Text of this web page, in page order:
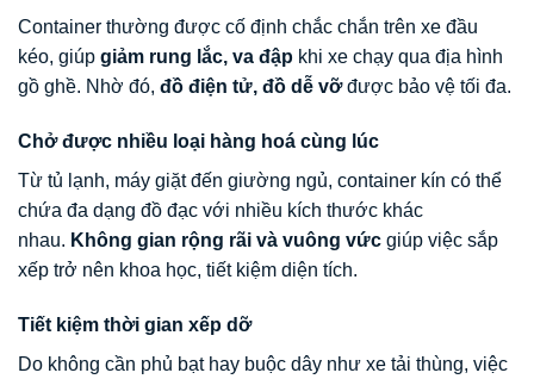
Container thường được cố định chắc chắn trên xe đầu
kéo, giúp giảm rung lắc, va đập khi xe chạy qua địa hình
gồ ghề. Nhờ đó, đồ điện tử, đồ dễ vỡđược bảo vệ tối đa.
Chở được nhiều loại hàng hoá cùng lúc
Từ tủ lạnh, máy giặt đến giường ngủ, container kín có thể
chứa đa dạng đồ đạc với nhiều kích thước khác
nhau. Không gian rộng rãi và vuông vức giúp việc sắp
xếp trở nên khoa học, tiết kiệm diện tích.
Tiết kiệm thời gian xếp dỡ
Do không cần phủ bạt hay buộc dây như xe tải thùng, việc